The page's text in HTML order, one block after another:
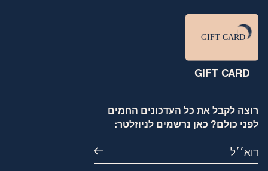
רוצה לקבל את כל העדכונים החמים
לפני כולם? כאן נרשמים לניוזלטר:
דוא׳׳ל
GIFT CARD